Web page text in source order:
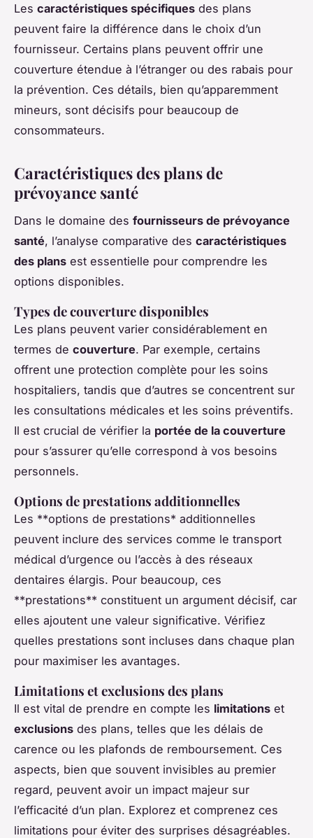
Les caractéristiques spécifiques des plans
peuvent faire la différence dans le choix d’un
fournisseur. Certains plans peuvent offrir une
couverture étendue à l’étranger ou des rabais pour
la prévention. Ces détails, bien qu’apparemment
mineurs, sont décisifs pour beaucoup de
consommateurs.
Caractéristiques des plans de
prévoyance santé
Dans le domaine des fournisseurs de prévoyance
santé, l’analyse comparative des caractéristiques
des plans est essentielle pour comprendre les
options disponibles.
Types de couverture disponibles
Les plans peuvent varier considérablement en
termes de couverture. Par exemple, certains
offrent une protection complète pour les soins
hospitaliers, tandis que d’autres se concentrent sur
les consultations médicales et les soins préventifs.
Il est crucial de vérifier la portée de la couverture
pour s’assurer qu’elle correspond à vos besoins
personnels.
Options de prestations additionnelles
Les **options de prestations* additionnelles
peuvent inclure des services comme le transport
médical d’urgence ou l’accès à des réseaux
dentaires élargis. Pour beaucoup, ces
**prestations** constituent un argument décisif, car
elles ajoutent une valeur significative. Vérifiez
quelles prestations sont incluses dans chaque plan
pour maximiser les avantages.
Limitations et exclusions des plans
Il est vital de prendre en compte les limitations et
exclusions des plans, telles que les délais de
carence ou les plafonds de remboursement. Ces
aspects, bien que souvent invisibles au premier
regard, peuvent avoir un impact majeur sur
l’efficacité d’un plan. Explorez et comprenez ces
limitations pour éviter des surprises désagréables.